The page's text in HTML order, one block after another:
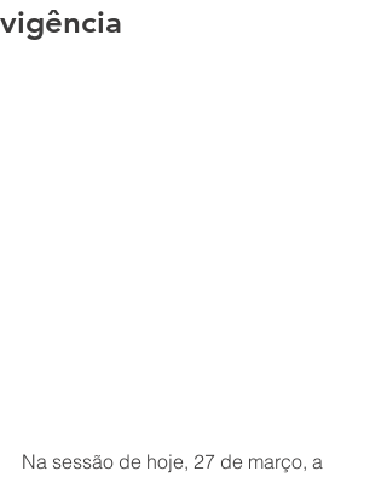
vigência
Na sessão de hoje, 27 de março, a